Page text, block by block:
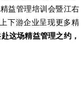
益管理培训会暨江右
下游企业呈现更多精
这场精益管理之约，